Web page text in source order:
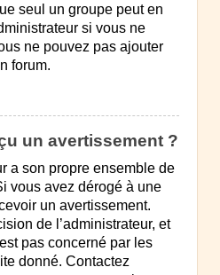
seul un groupe peut en
si vous ne
ne pouvez pas ajouter
forum.
un avertissement ?
a son propre ensemble de
vous avez dérogé à une
un avertissement.
de l’administrateur, et
pas concerné par les
donné. Contactez